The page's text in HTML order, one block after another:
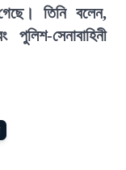
তিনি বলেন,
পুলিশ-সেনাবাহিনী